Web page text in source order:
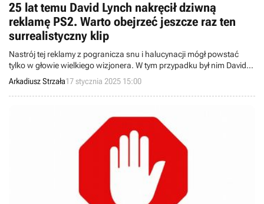
25 lat temu David Lynch nakręcił dziwną
reklamę PS2. Warto obejrzeć jeszcze raz ten
surrealistyczny klip
Nastrój tej reklamy z pogranicza snu i halucynacji mógł powstać
tylko w głowie wielkiego wizjonera. W tym przypadku był nim David
Lynch, gdyż to właśnie on stworzył surrealistyczną reklamę PS2.
Arkadiusz Strzała17 stycznia 2025 15:00